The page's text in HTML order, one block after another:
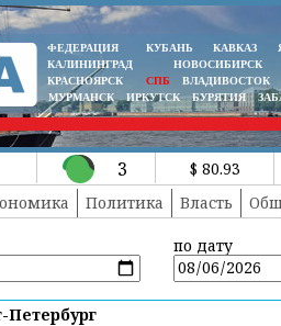
ФЕДЕРАЦИЯ КУБАНЬ КАВКАЗ
КАЛИНИНГРАД
НОВОСИБИРСК
КРАСНОЯРСК
СПБ ВЛАДИВОСТОК
МУРМАНСК
ИРКУТСК БУРЯТИЯ
3 $ 80.93
Политика Власть
по дату
Петербург